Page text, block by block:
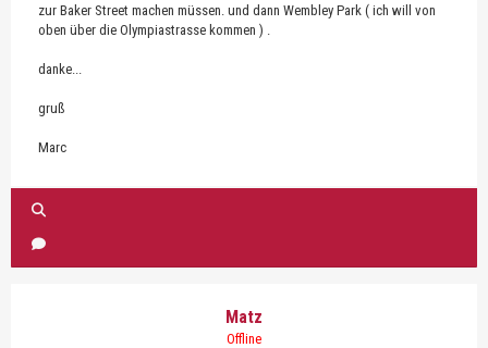
zur Baker Street machen müssen. und dann Wembley Park ( ich will von
oben über die Olympiastrasse kommen ) .
danke...
gruß
Marc
Matz
Offline